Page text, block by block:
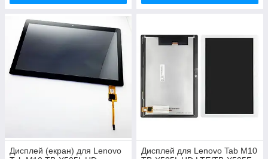
Дисплей (екран) для Lenovo
Дисплей для Lenovo Tab M10